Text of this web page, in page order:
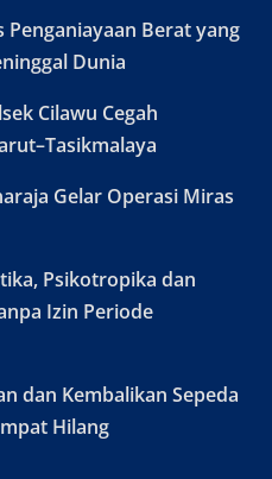
Penganiayaan Berat yang
Dunia
Cilawu Cegah
Gelar Operasi Miras
Psikotropika dan
Izin Periode
dan Kembalikan Sepeda
Hilang